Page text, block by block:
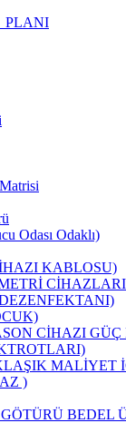
Odası Odaklı)
KABLOSU)
CİHAZI
MALİYET
)